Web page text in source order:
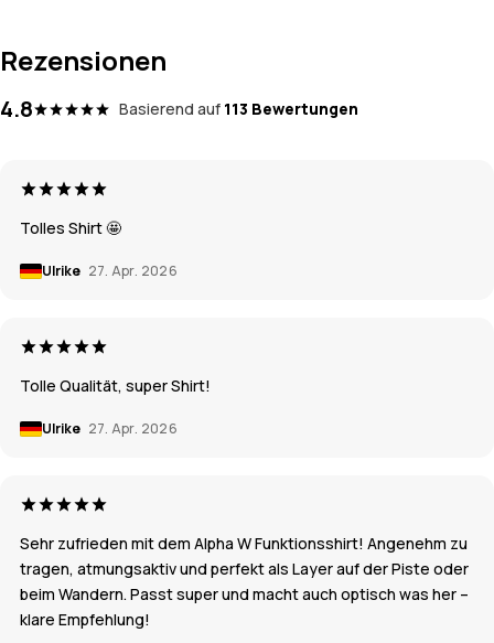
Rezensionen
4.8 Basierend auf 113 Bewertungen
Tolles Shirt 🤩
Ulrike 27. Apr. 2026
Tolle Qualität, super Shirt!
Ulrike 27. Apr. 2026
Sehr zufrieden mit dem Alpha W Funktionsshirt! Angenehm zu
tragen, atmungsaktiv und perfekt als Layer auf der Piste oder
beim Wandern. Passt super und macht auch optisch was her –
klare Empfehlung!